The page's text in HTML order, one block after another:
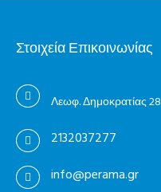
Στοιχεία Επικοινωνίας
Λεωφ. Δημοκρατίας 28
2132037277
info@perama.gr